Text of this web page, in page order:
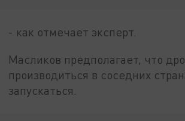
- как отмечает эксперт.
Масликов предполагает, что
производиться в соседних
запускаться.